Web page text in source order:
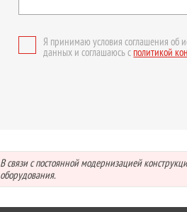
Я принимаю условия соглашения об
данных и соглашаюсь сполитикой
В связи с постоянной модернизацией
оборудования.